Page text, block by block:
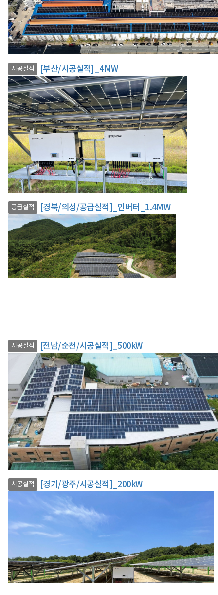
시공실적 [부산/시공실적]_4MW
공급실적 [경북/의성/공급실적]_인버터_1.4MW
시공실적 [전남/순천/시공실적]_500kW
시공실적 [경기/광주/시공실적]_200kW